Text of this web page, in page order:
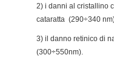
2) i danni al cristallino
cataratta (290÷340
3) il danno retinico di
(300÷550nm).